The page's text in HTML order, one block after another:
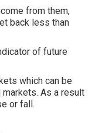
from them,
back less than
of future
which can be
As a result
or fall.